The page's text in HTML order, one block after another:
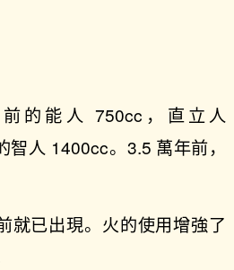
的能人 750cc，直立人
人 1400cc。3.5 萬年前，
就已出現。火的使用增強了